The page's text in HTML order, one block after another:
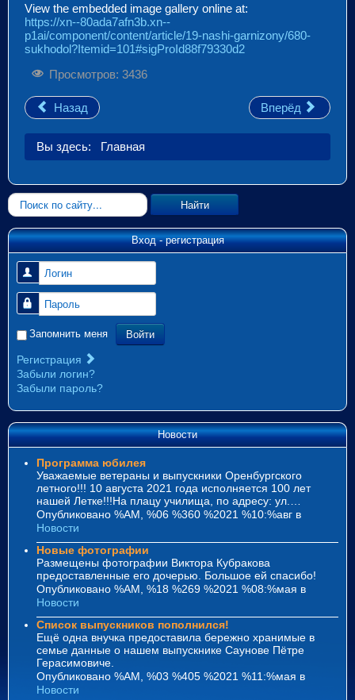
View the embedded image gallery online at:
https://xn--80ada7afn3b.xn--
p1ai/component/content/article/19-nashi-garnizony/680-
sukhodol?Itemid=101#sigProId88f79330d2
Просмотров: 3436
Назад Вперёд
Вы здесь: Главная
Искать... Найти
Вход - регистрация
Логин
Пароль
Запомнить меня Войти
Регистрация
Забыли логин?
Забыли пароль?
Новости
Программа юбилея
Уважаемые ветераны и выпускники Оренбургского
летного!!! 10 августа 2021 года исполняется 100 лет
нашей Летке!!!На плацу училища, по адресу: ул.…
Опубликовано %AM, %06 %360 %2021 %10:%авг в
Новости
Новые фотографии
Размещены фотографии Виктора Кубракова
предоставленные его дочерью. Большое ей спасибо!
Опубликовано %AM, %18 %269 %2021 %08:%мая в
Новости
Список выпускников пополнился!
Ещё одна внучка предоставила бережно хранимые в
семье данные о нашем выпускнике Саунове Пётре
Герасимовиче.
Опубликовано %AM, %03 %405 %2021 %11:%мая в
Новости